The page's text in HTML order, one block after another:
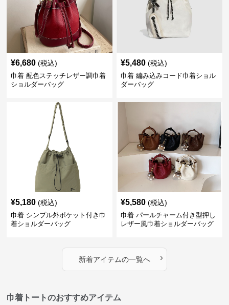
¥6,680 (税込)
巾着 配色ステッチレザー調巾着
ショルダーバッグ
¥5,480 (税込)
巾着 編み込みコード巾着ショル
ダーバッグ
¥5,180 (税込)
巾着 シンプル外ポケット付き巾
着ショルダーバッグ
¥5,580 (税込)
巾着 パールチャーム付き型押し
レザー風巾着ショルダーバッグ
新着アイテムの一覧へ ›
巾着トートのおすすめアイテム